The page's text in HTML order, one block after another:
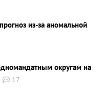
из-за аномальной
округам на
17